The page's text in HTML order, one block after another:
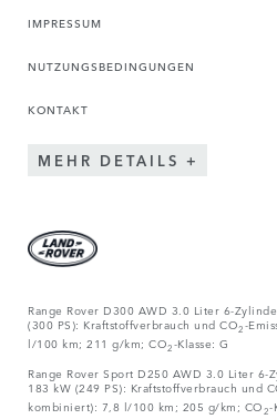
IMPRESSUM
NUTZUNGSBEDINGUNGEN
KONTAKT
MEHR DETAILS
Range Rover D300 AWD 3.0 Liter 6-
(300 PS): Kraftstoffverbrauch und CO2-
l/100 km; 211 g/km; CO2-Klasse: G
Range Rover Sport D250 AWD 3.0 Liter 6-
183 kW (249 PS): Kraftstoffverbrauch und
kombiniert): 7,8 l/100 km; 205 g/km; CO2-